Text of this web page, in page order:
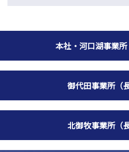
本社・河口湖事業所
御代田事業所（
北御牧事業所（